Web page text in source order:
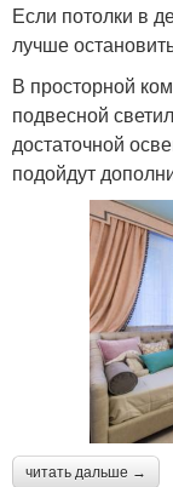
Если потолки в
лучше
В просторной
подвесной
достаточной
подойдут
читать дальше →